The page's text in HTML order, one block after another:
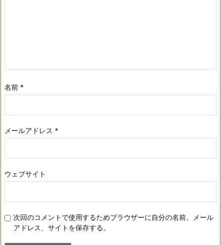
名前 *
メールアドレス *
ウェブサイト
次回のコメントで使用するためブラウザーに自分の名前、メール
アドレス、サイトを保存する。